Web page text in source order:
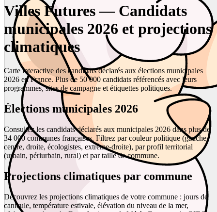
Villes Futures — Candidats
municipales 2026 et projections
climatiques
Carte interactive des candidats déclarés aux élections municipales
2026 en France. Plus de 50 000 candidats référencés avec leurs
programmes, sites de campagne et étiquettes politiques.
Élections municipales 2026
Consultez les candidats déclarés aux municipales 2026 dans plus de
34 000 communes françaises. Filtrez par couleur politique (gauche,
centre, droite, écologistes, extrême-droite), par profil territorial
(urbain, périurbain, rural) et par taille de commune.
Projections climatiques par commune
Découvrez les projections climatiques de votre commune : jours de
canicule, température estivale, élévation du niveau de la mer,